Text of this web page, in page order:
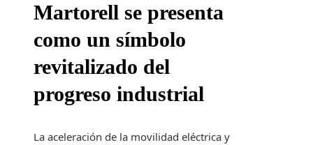
Martorell se presenta
como un símbolo
revitalizado del
progreso industrial
La aceleración de la movilidad eléctrica y